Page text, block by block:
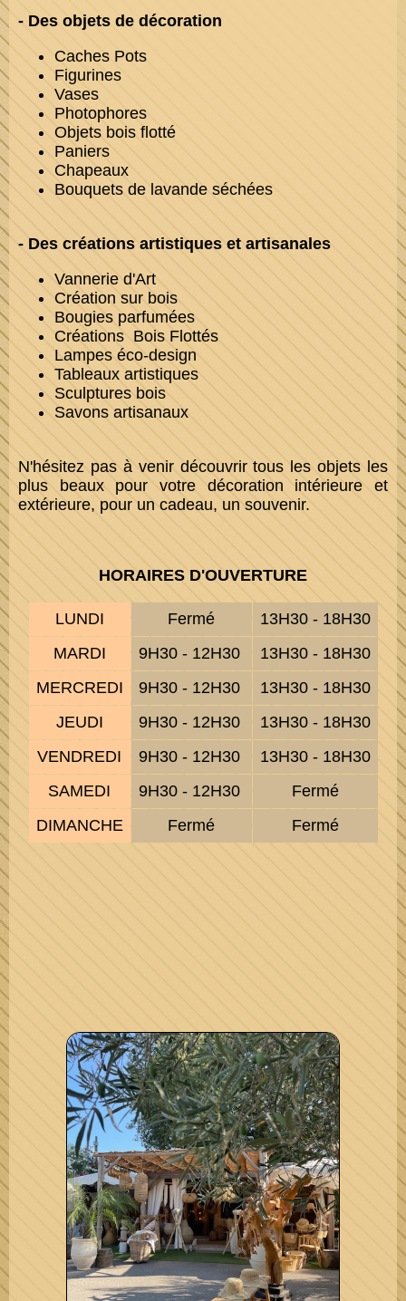
- Des objets de décoration
Caches Pots
Figurines
Vases
Photophores
Objets bois flotté
Paniers
Chapeaux
Bouquets de lavande séchées
- Des créations artistiques et artisanales
Vannerie d'Art
Création sur bois
Bougies parfumées
Créations Bois Flottés
Lampes éco-design
Tableaux artistiques
Sculptures bois
Savons artisanaux
N'hésitez pas à venir découvrir tous les objets les
plus beaux pour votre décoration intérieure et
extérieure, pour un cadeau, un souvenir.
HORAIRES D'OUVERTURE
LUNDI Fermé
13H30 - 18H30
MARDI
9H30 - 12H30
13H30 - 18H30
MERCREDI
9H30 - 12H30
13H30 - 18H30
JEUDI
9H30 - 12H30
13H30 - 18H30
VENDREDI
9H30 - 12H30
13H30 - 18H30
SAMEDI
9H30 - 12H30
Fermé
DIMANCHE
Fermé Fermé